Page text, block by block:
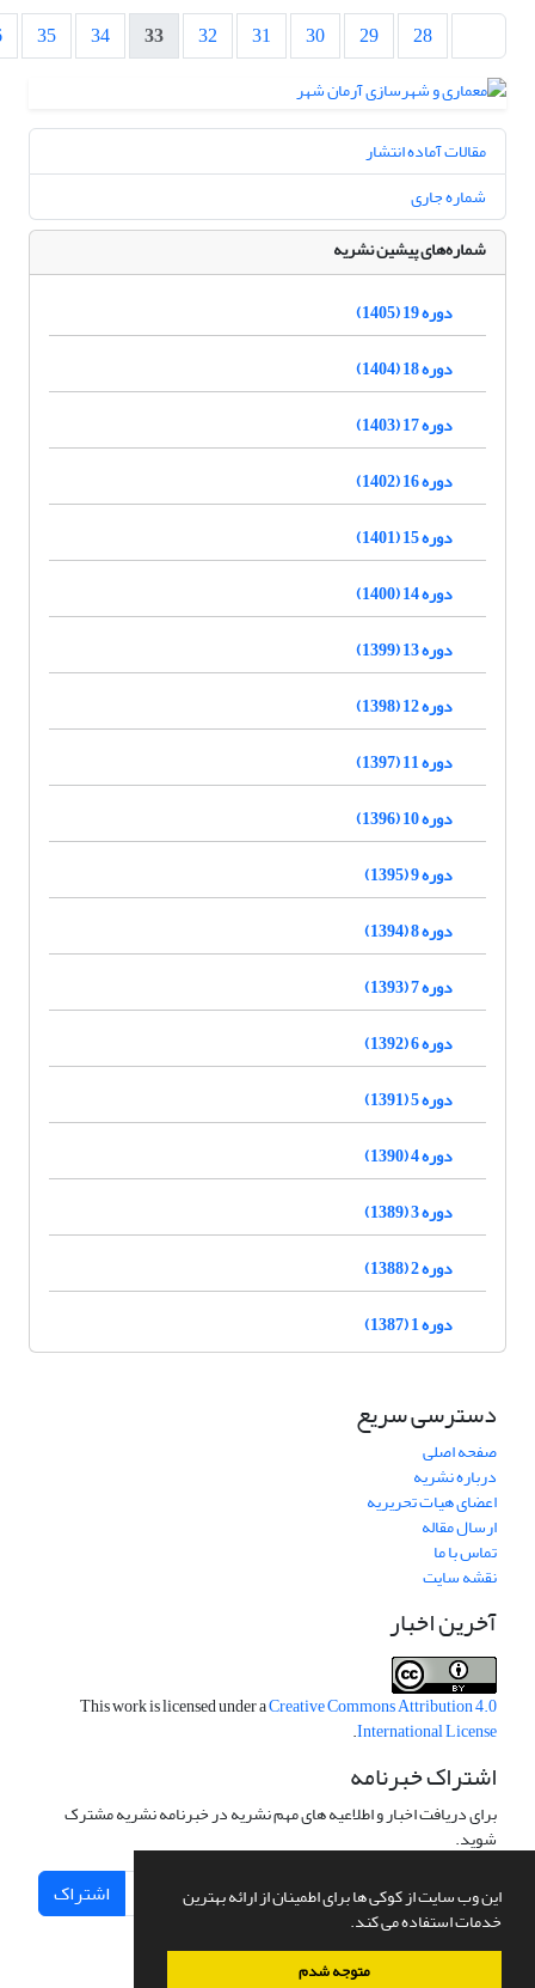
این وب سایت از کوکی ها برای اطمینان از ارائه بهترین
خدمات استفاده می کند.
متوجه شدم
28
29
30
31
32
33
34
35
مقالات آماده انتشار
شماره جاری
شماره‌های پیشین نشریه
دوره 19 (1405)
دوره 18 (1404)
دوره 17 (1403)
دوره 16 (1402)
دوره 15 (1401)
دوره 14 (1400)
دوره 13 (1399)
دوره 12 (1398)
دوره 11 (1397)
دوره 10 (1396)
دوره 9 (1395)
دوره 8 (1394)
دوره 7 (1393)
دوره 6 (1392)
دوره 5 (1391)
دوره 4 (1390)
دوره 3 (1389)
دوره 2 (1388)
دوره 1 (1387)
دسترسی سریع
صفحه اصلی
درباره نشریه
اعضای هیات تحریریه
ارسال مقاله
تماس با ما
نقشه سایت
آخرین اخبار
This work is licensed under aCreative Commons Attribution 4.0
International License
.
اشتراک خبرنامه
برای دریافت اخبار و اطلاعیه های مهم نشریه در خبرنامه نشریه مشترک
شوید.
اشتراک